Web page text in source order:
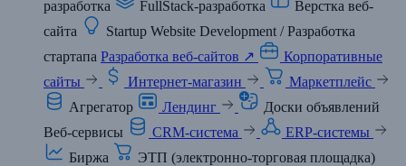
разработка
FullStack-разработка
Верстка веб-
сайта
Startup Website Development / Разработка
стартапа Разработка веб-сайтов ↗
Корпоративные
сайты
Интернет-магазин
Маркетплейс
Агрегатор
Лендинг
Доски объявлений
Веб-сервисы
CRM-система
ERP-системы
Биржа
ЭТП (электронно-торговая площадка)